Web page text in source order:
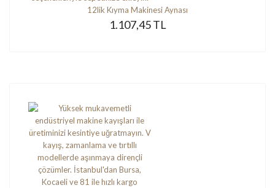
12lik Kıyma Makinesi Aynası
1.107,45 TL